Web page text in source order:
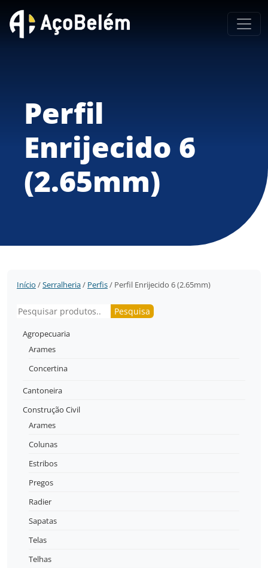
Perfil
Enrijecido 6
(2.65mm)
Início /Serralheria/ Perfis/ Perfil Enrijecido 6 (2.65mm)
Pesquisar Pesquisa
Agropecuaria
Arames
Concertina
Cantoneira
Construção Civil
Arames
Colunas
Estribos
Pregos
Radier
Sapatas
Telas
Telhas